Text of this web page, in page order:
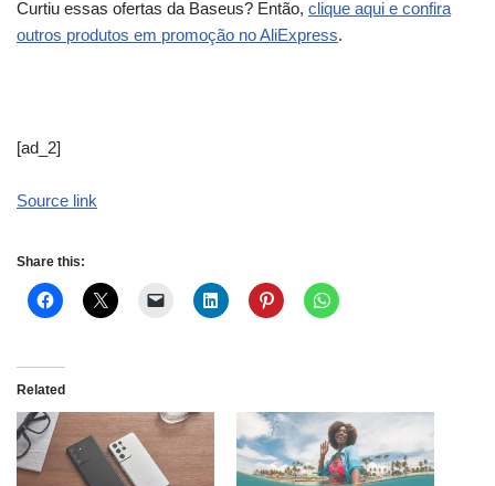
Curtiu essas ofertas da Baseus? Então, clique aqui e confira
outros produtos em promoção no AliExpress.
[ad_2]
Source link
Share this:
Related